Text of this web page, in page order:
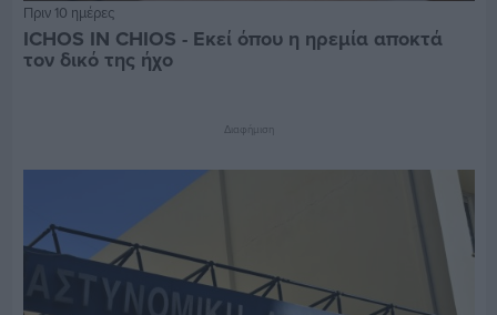
Πριν 10 ημέρες
ICHOS IN CHIOS - Εκεί όπου η ηρεμία αποκτά
τον δικό της ήχο
Διαφήμιση